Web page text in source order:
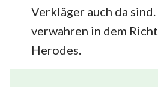
Verkläger auch da
verwahren in dem
Herodes.